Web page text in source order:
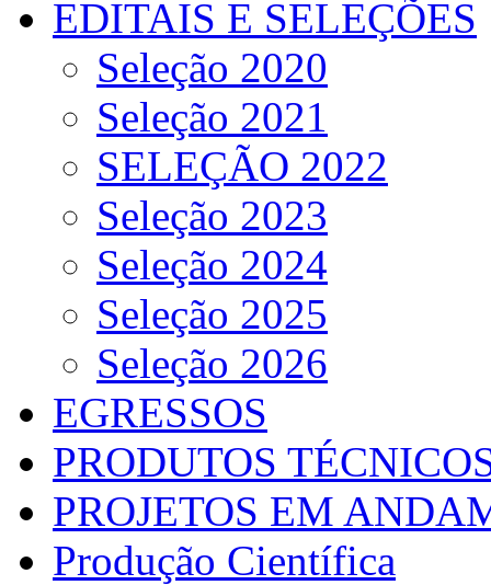
EDITAIS E SELEÇÕES
Seleção 2020
Seleção 2021
SELEÇÃO 2022
Seleção 2023
Seleção 2024
Seleção 2025
Seleção 2026
EGRESSOS
PRODUTOS
PROJETOS EM
Produção Científica